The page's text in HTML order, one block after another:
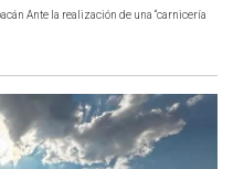
Ante la realización de una “carnicería